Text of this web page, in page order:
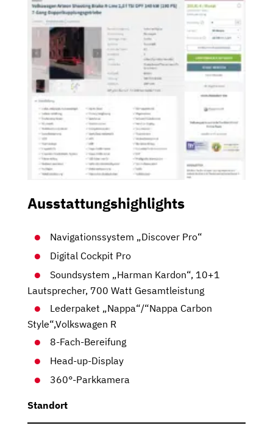
Ausstattungshighlights
Navigationssystem „Discover Pro“
Digital Cockpit Pro
Soundsystem „Harman Kardon“, 10+1
Lautsprecher, 700 Watt Gesamtleistung
Lederpaket „Nappa“/“Nappa Carbon
Style“,Volkswagen R
8-Fach-Bereifung
Head-up-Display
360°-Parkkamera
Standort